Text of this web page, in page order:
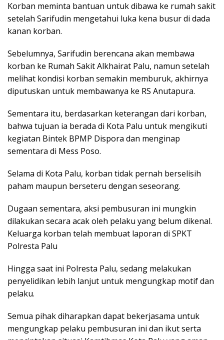
Korban meminta bantuan untuk dibawa ke rumah sakit
setelah Sarifudin mengetahui luka kena busur di dada
kanan korban.
Sebelumnya, Sarifudin berencana akan membawa
korban ke Rumah Sakit Alkhairat Palu, namun setelah
melihat kondisi korban semakin memburuk, akhirnya
diputuskan untuk membawanya ke RS Anutapura.
Sementara itu, berdasarkan keterangan dari korban,
bahwa tujuan ia berada di Kota Palu untuk mengikuti
kegiatan Bintek BPMP Dispora dan menginap
sementara di Mess Poso.
Selama di Kota Palu, korban tidak pernah berselisih
paham maupun berseteru dengan seseorang.
Dugaan sementara, aksi pembusuran ini mungkin
dilakukan secara acak oleh pelaku yang belum dikenal.
Keluarga korban telah membuat laporan di SPKT
Polresta Palu
Hingga saat ini Polresta Palu, sedang melakukan
penyelidikan lebih lanjut untuk mengungkap motif dan
pelaku.
Semua pihak diharapkan dapat bekerjasama untuk
mengungkap pelaku pembusuran ini dan ikut serta